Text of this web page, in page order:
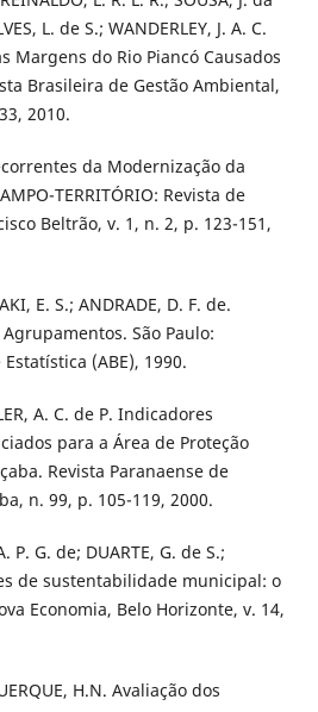
L. de S.; WANDERLEY, J. A. C.
Margens do Rio Piancó Causados
Brasileira de Gestão Ambiental,
2010.
da Modernização da
TERRITÓRIO: Revista de
Beltrão, v. 1, n. 2, p. 123-151,
E. S.; ANDRADE, D. F. de.
São Paulo:
(ABE), 1990.
A. C. de P. Indicadores
para a Área de Proteção
Revista Paranaense de
n. 99, p. 105-119, 2000.
P. G. de; DUARTE, G. de S.;
de sustentabilidade municipal: o
Economia, Belo Horizonte, v. 14,
H.N. Avaliação dos